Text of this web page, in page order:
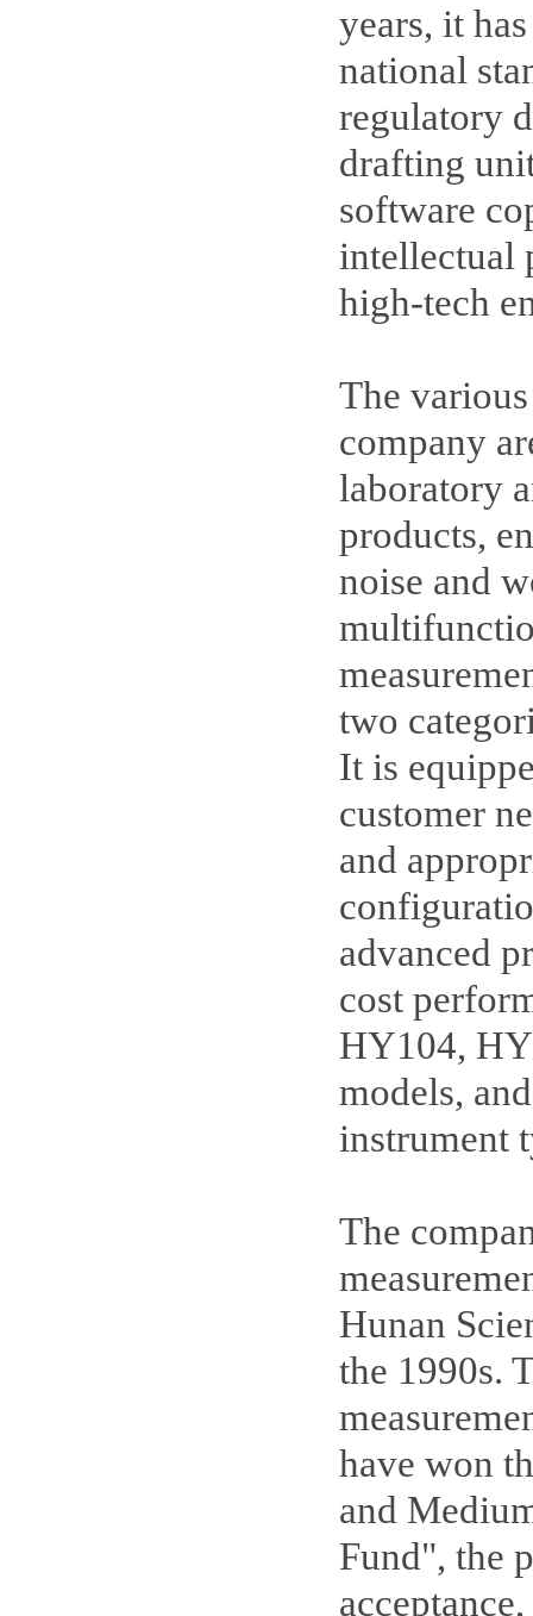
years, it
national
regulatory
drafting
software
intellectual
high-tech
The
company
laboratory
products,
noise and
two
It is
customer
and
advanced
cost
HY104,
models,
instrument
The
Hunan
the 1990s.
have won
and
Fund", the